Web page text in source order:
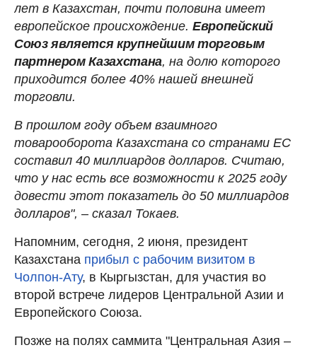
лет в Казахстан, почти половина имеет
европейское происхождение. Европейский
Союз является крупнейшим торговым
партнером Казахстана, на долю которого
приходится более 40% нашей внешней
торговли.
В прошлом году объем взаимного
товарооборота Казахстана со странами ЕС
составил 40 миллиардов долларов. Считаю,
что у нас есть все возможности к 2025 году
довести этот показатель до 50 миллиардов
долларов", – сказал Токаев.
Напомним, сегодня, 2 июня, президент
Казахстана прибыл с рабочим визитом в
Чолпон-Ату, в Кыргызстан, для участия во
второй встрече лидеров Центральной Азии и
Европейского Союза.
Позже на полях саммита "Центральная Азия –